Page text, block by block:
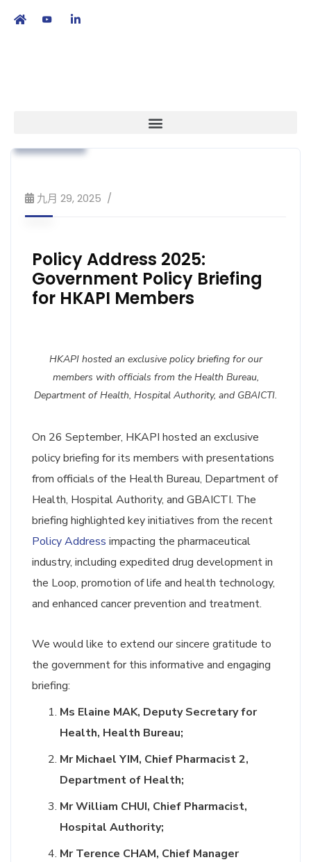
九月 29, 2025
Policy Address 2025:
Government Policy Briefing
for HKAPI Members
HKAPI hosted an exclusive policy briefing for our
members with officials from the Health Bureau,
Department of Health, Hospital Authority, and GBAICTI.
On 26 September, HKAPI hosted an exclusive
policy briefing for its members with presentations
from officials of the Health Bureau, Department of
Health, Hospital Authority, and GBAICTI. The
briefing highlighted key initiatives from the recent
Policy Address impacting the pharmaceutical
industry, including expedited drug development in
the Loop, promotion of life and health technology,
and enhanced cancer prevention and treatment.
We would like to extend our sincere gratitude to
the government for this informative and engaging
briefing:
Ms Elaine MAK, Deputy Secretary for
Health, Health Bureau;
Mr Michael YIM, Chief Pharmacist 2,
Department of Health;
Mr William CHUI, Chief Pharmacist,
Hospital Authority;
Mr Terence CHAM, Chief Manager